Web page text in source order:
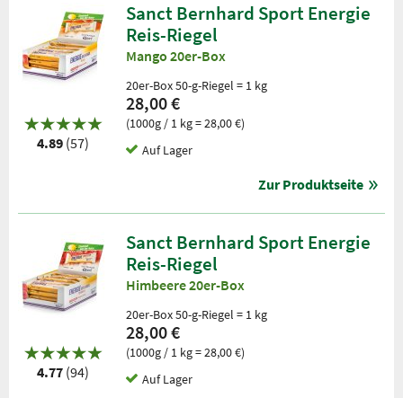
4.89 (57)
Sanct Bernhard Sport Energie
Reis-Riegel
Mango 20er-Box
20er-Box 50-g-Riegel = 1 kg
28,00 €
(1000g / 1 kg = 28,00 €)
Auf Lager
Zur Produktseite
4.77 (94)
Sanct Bernhard Sport Energie
Reis-Riegel
Himbeere 20er-Box
20er-Box 50-g-Riegel = 1 kg
28,00 €
(1000g / 1 kg = 28,00 €)
Auf Lager